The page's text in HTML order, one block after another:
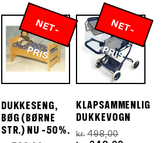
kr.218,00.
kr.109,00.
N
E
T
-
P
R
IS
DUKKESENG,
BØG (BØRNE
STR.) NU -50%.
N
E
T
-
P
R
IS
KLAPSAMMENLIG
DUKKEVOGN
kr. 498,00Den